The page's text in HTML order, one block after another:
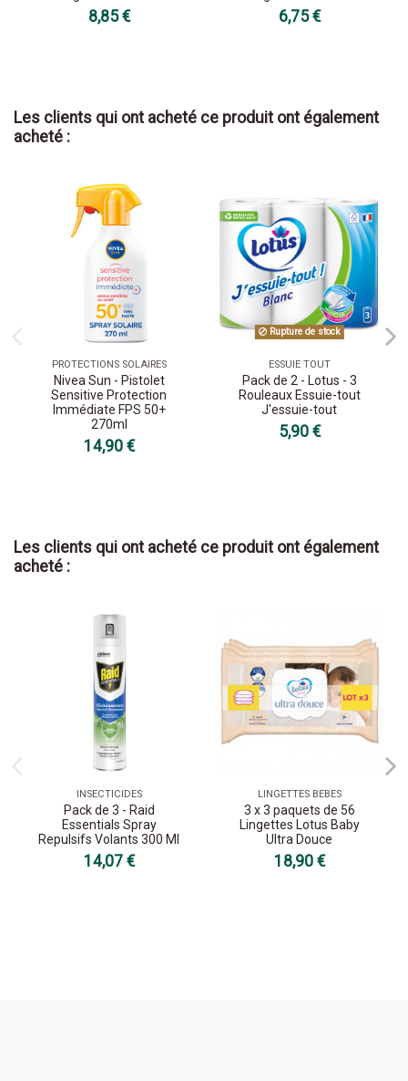
8,85 € 6,75 €
Les clients qui ont acheté ce produit ont également
acheté :
PROTECTIONS SOLAIRES
Nivea Sun - Pistolet
Sensitive Protection
Immédiate FPS 50+
270ml
14,90 €
Rupture de stock
ESSUIE TOUT
Pack de 2 - Lotus - 3
Rouleaux Essuie-tout
J'essuie-tout
5,90 €
Les clients qui ont acheté ce produit ont également
acheté :
INSECTICIDES
Pack de 3 - Raid
Essentials Spray
Repulsifs Volants 300 Ml
14,07 €
LINGETTES BEBES
3 x 3 paquets de 56
Lingettes Lotus Baby
Ultra Douce
18,90 €